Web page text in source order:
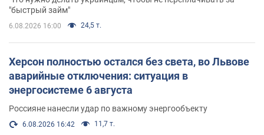
"быстрый займ"
6.08.2026 16:00 24,5 т.
Херсон полностью остался без света, во Львове
аварийные отключения: ситуация в
энергосистеме 6 августа
Россияне нанесли удар по важному энергообъекту
6.08.2026 16:42 11,7 т.